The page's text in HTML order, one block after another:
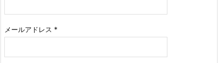
メールアドレス *